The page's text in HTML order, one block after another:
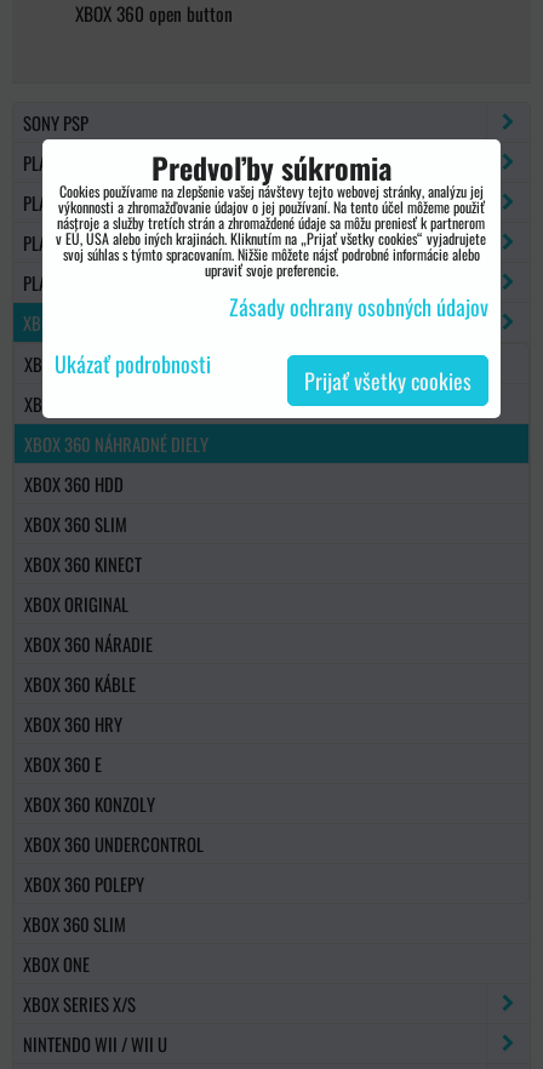
XBOX 360 open button
SONY PSP
PLAYSTATION 2
PLAYSTATION 3
PLAYSTATION 4
PLAYSTATION 5
XBOX 360
XBOX 360 OVLÁDAČE
XBOX 360 PŘÍSLUŠENSTVO
XBOX 360 NÁHRADNÉ DIELY
XBOX 360 HDD
XBOX 360 SLIM
XBOX 360 KINECT
XBOX ORIGINAL
XBOX 360 NÁRADIE
XBOX 360 KÁBLE
XBOX 360 HRY
XBOX 360 E
XBOX 360 KONZOLY
XBOX 360 UNDERCONTROL
XBOX 360 POLEPY
XBOX 360 SLIM
XBOX ONE
XBOX SERIES X/S
NINTENDO WII / WII U
Predvoľby súkromia
Cookies používame na zlepšenie vašej návštevy tejto webovej stránky, analýzu jej
výkonnosti a zhromažďovanie údajov o jej používaní. Na tento účel môžeme použiť
nástroje a služby tretích strán a zhromaždené údaje sa môžu preniesť k partnerom
v EÚ, USA alebo iných krajinách. Kliknutím na „Prijať všetky cookies“ vyjadrujete
svoj súhlas s týmto spracovaním. Nižšie môžete nájsť podrobné informácie alebo
upraviť svoje preferencie.
Zásady ochrany osobných údajov
Ukázať podrobnosti
Prijať všetky cookies